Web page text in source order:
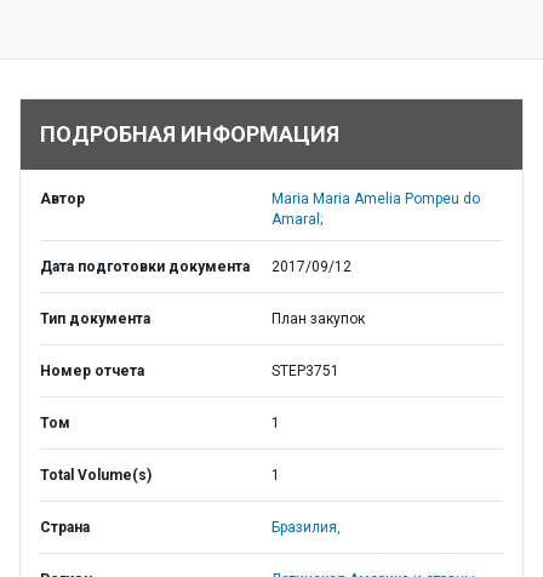
ПОДРОБНАЯ ИНФОРМАЦИЯ
Автор
Maria Maria Amelia Pompeu do
Amaral;
Дата подготовки документа 2017/09/12
Тип документа План закупок
Номер отчета STEP3751
Том 1
Total Volume(s) 1
Страна Бразилия,